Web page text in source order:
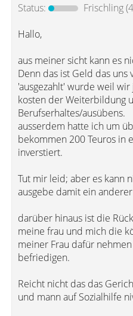
Status:
Frischling
Hallo,
aus meiner sicht kann es
Denn das ist Geld das uns
'ausgezahlt' wurde weil
kosten der Weiterbildung
Berufserhaltes/ausübens.
ausserdem hatte ich um
bekommen 200 Teuros in
inverstiert.
Tut mir leid; aber es kann
ausgebe damit ein
darüber hinaus ist die
meine frau und mich die
meiner Frau dafür
befriedigen.
Reicht nicht das das
und mann auf Sozialhilfe